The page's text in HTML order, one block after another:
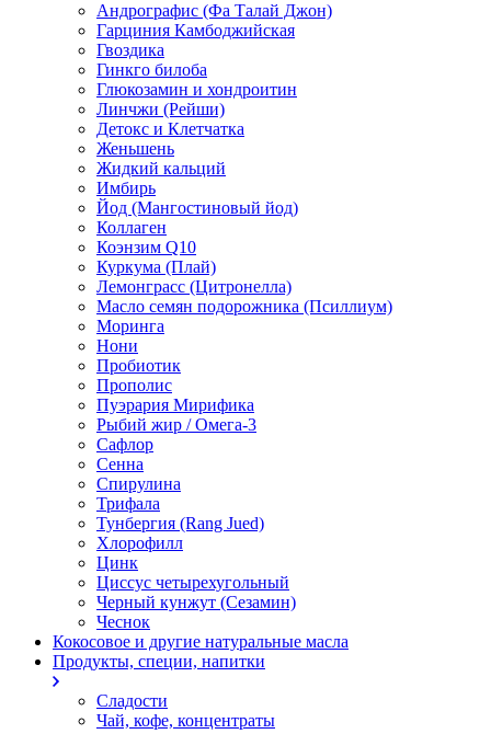
Андрографис (Фа Талай Джон)
Гарциния Камбоджийская
Гвоздика
Гинкго билоба
Глюкозамин и хондроитин
Линчжи (Рейши)
Детокс и Клетчатка
Женьшень
Жидкий кальций
Имбирь
Йод (Мангостиновый йод)
Коллаген
Коэнзим Q10
Куркума (Плай)
Лемонграсс (Цитронелла)
Масло семян подорожника (Псиллиум)
Моринга
Нони
Пробиотик
Прополис
Пуэрария Мирифика
Рыбий жир / Омега-3
Сафлор
Сенна
Спирулина
Трифала
Тунбергия (Rang Jued)
Хлорофилл
Цинк
Циссус четырехугольный
Черный кунжут (Сезамин)
Чеснок
Кокосовое и другие натуральные масла
Продукты, специи, напитки
Сладости
Чай, кофе, концентраты